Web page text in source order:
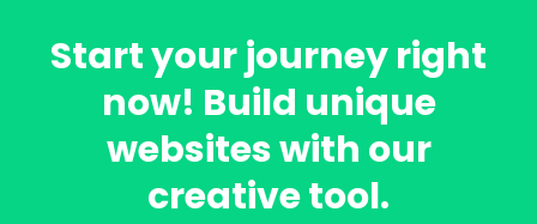
Start your journey right
now! Build unique
websites with our
creative tool.